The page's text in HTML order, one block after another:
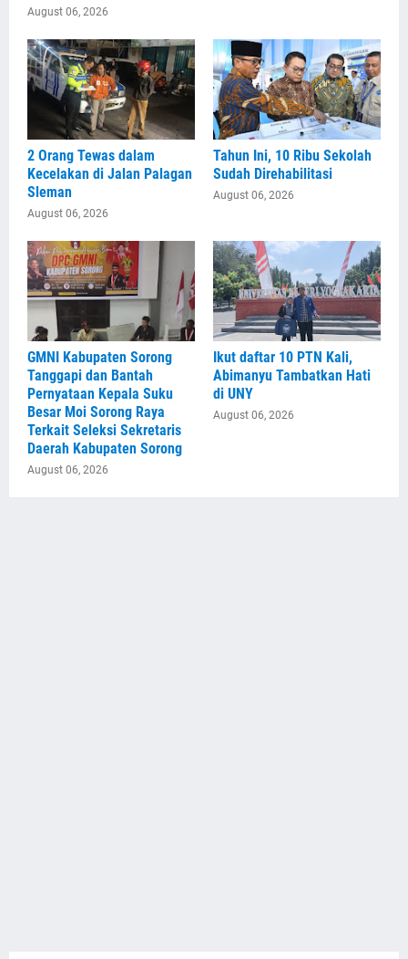
August 06, 2026
2 Orang Tewas dalam
Kecelakan di Jalan Palagan
Sleman
August 06, 2026
Tahun Ini, 10 Ribu Sekolah
Sudah Direhabilitasi
August 06, 2026
GMNI Kabupaten Sorong
Tanggapi dan Bantah
Pernyataan Kepala Suku
Besar Moi Sorong Raya
Terkait Seleksi Sekretaris
Daerah Kabupaten Sorong
August 06, 2026
Ikut daftar 10 PTN Kali,
Abimanyu Tambatkan Hati
di UNY
August 06, 2026